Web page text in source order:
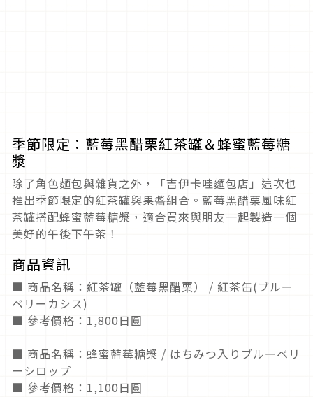
季節限定：藍莓黑醋栗紅茶罐＆蜂蜜藍莓糖
漿
除了角色麵包與雜貨之外，「吉伊卡哇麵包店」這次也
推出季節限定的紅茶罐與果醬組合。藍莓黑醋栗風味紅
茶罐搭配蜂蜜藍莓糖漿，適合買來與朋友一起製造一個
美好的午後下午茶！
商品資訊
■ 商品名稱：紅茶罐（藍莓黑醋栗） / 紅茶缶(ブルー
ベリーカシス)
■ 參考價格：1,800日圓
■ 商品名稱：蜂蜜藍莓糖漿 / はちみつ入りブルーベリ
ーシロップ
■ 參考價格：1,100日圓